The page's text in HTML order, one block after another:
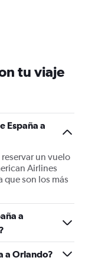
tu viaje
España a
un vuelo
Airlines
que son los más
a
a Orlando?